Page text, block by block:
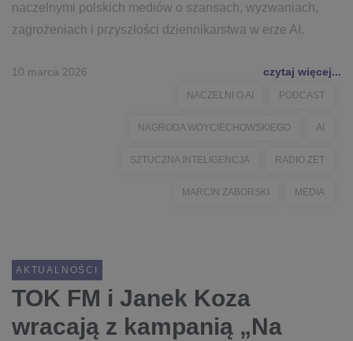
naczelnymi polskich mediów o szansach, wyzwaniach,
zagrożeniach i przyszłości dziennikarstwa w erze AI.
10 marca 2026 czytaj więcej...
NACZELNI O AI PODCAST
NAGRODA WOYCIECHOWSKIEGO AI
SZTUCZNA INTELIGENCJA RADIO ZET
MARCIN ZABORSKI MEDIA
AKTUALNOŚCI
TOK FM i Janek Koza
wracają z kampanią „Na